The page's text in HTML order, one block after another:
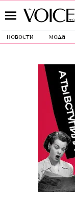
новости мода